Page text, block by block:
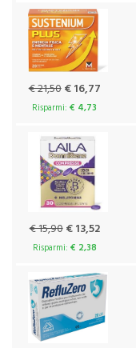
€ 21,50 € 16,77
Risparmi:€ 4,73
€ 15,90 € 13,52
Risparmi: € 2,38